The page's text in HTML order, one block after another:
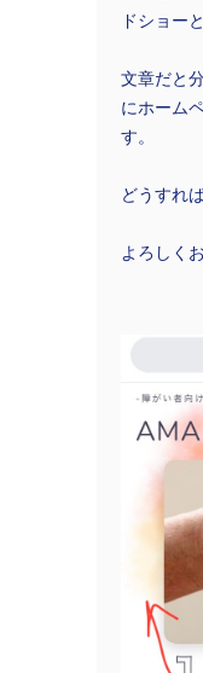
ドショー
文章だと
にホーム
す。
どうすれ
よろしく